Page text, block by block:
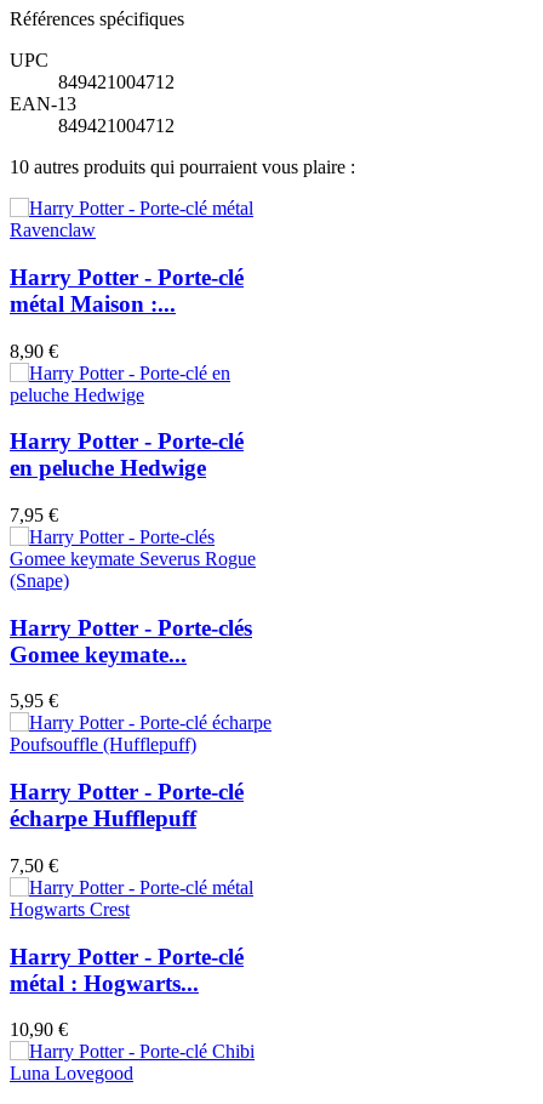
Références spécifiques
UPC
849421004712
EAN-13
849421004712
10 autres produits qui pourraient vous plaire :
Harry Potter - Porte-clé
métal Maison :...
8,90 €
Harry Potter - Porte-clé
en peluche Hedwige
7,95 €
Harry Potter - Porte-clés
Gomee keymate...
5,95 €
Harry Potter - Porte-clé
écharpe Hufflepuff
7,50 €
Harry Potter - Porte-clé
métal : Hogwarts...
10,90 €